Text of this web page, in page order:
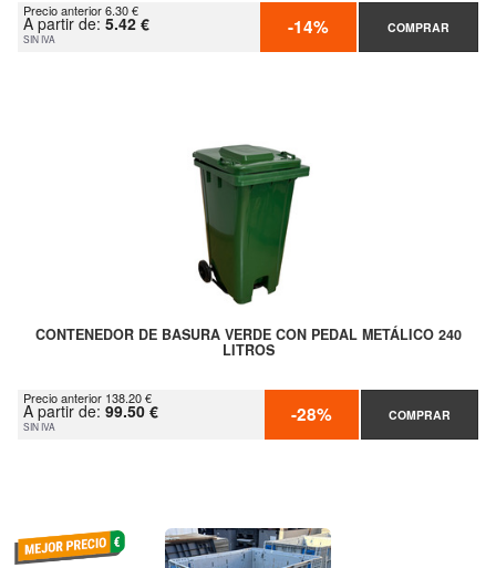
Precio anterior 6.30 €
A partir de: 5.42 €
SIN IVA -14% COMPRAR
CONTENEDOR DE BASURA VERDE CON PEDAL METÁLICO 240
LITROS
Precio anterior 138.20 €
A partir de: 99.50 €
SIN IVA -28% COMPRAR